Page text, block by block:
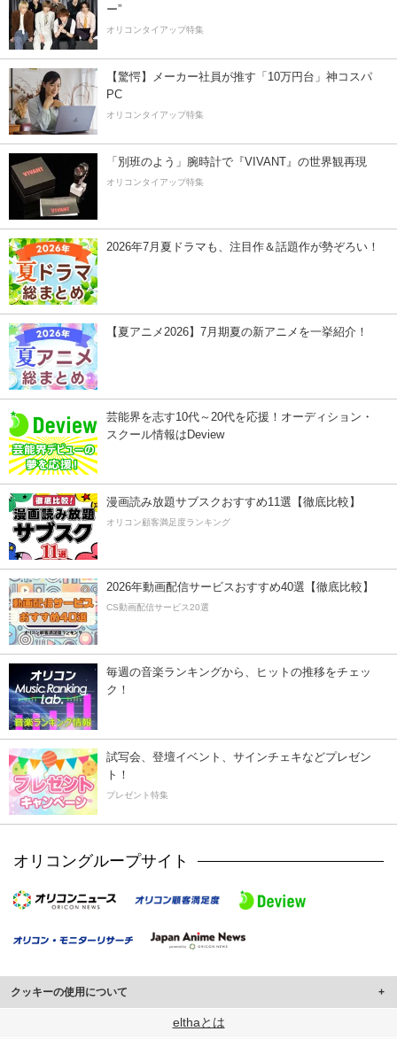
ー”
オリコンタイアップ特集
【驚愕】メーカー社員が推す「10万円台」神コスパ
PC
オリコンタイアップ特集
「別班のよう」腕時計で『VIVANT』の世界観再現
オリコンタイアップ特集
2026年7月夏ドラマも、注目作＆話題作が勢ぞろい！
【夏アニメ2026】7月期夏の新アニメを一挙紹介！
芸能界を志す10代～20代を応援！オーディション・
スクール情報はDeview
漫画読み放題サブスクおすすめ11選【徹底比較】
オリコン顧客満足度ランキング
2026年動画配信サービスおすすめ40選【徹底比較】
CS動画配信サービス20選
毎週の音楽ランキングから、ヒットの推移をチェッ
ク！
試写会、登壇イベント、サインチェキなどプレゼン
ト！
プレゼント特集
オリコングループサイト
クッキーの使用について
このサイトでは Cookie を使用して、ユーザーに合わせたコンテンツや広告の
elthaとは